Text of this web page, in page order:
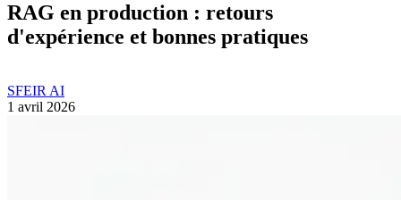
RAG en production : retours
d'expérience et bonnes pratiques
SFEIR AI
1 avril 2026